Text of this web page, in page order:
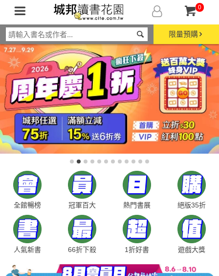
0
限量預購
全館暢榜 冠軍百大 熱門書展 絕版35折
人氣新書 66折下殺 1折好書 遊戲大獎